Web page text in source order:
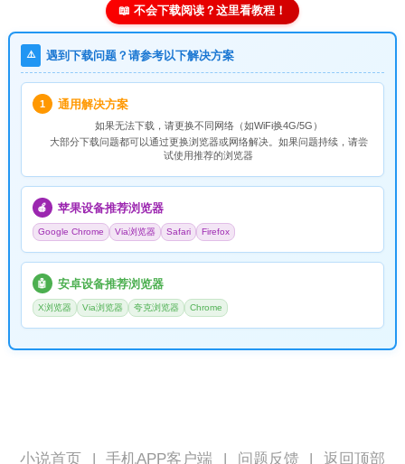
📖 不会下载阅读？这里看教程！
⚠️ 遇到下载问题？请参考以下解决方案
1 通用解决方案
如果无法下载，请更换不同网络（如WiFi换4G/5G）
大部分下载问题都可以通过更换浏览器或网络解决。如果问题持续，请尝
试使用推荐的浏览器
🍎 苹果设备推荐浏览器
Google Chrome Via浏览器 Safari Firefox
🤖 安卓设备推荐浏览器
X浏览器 Via浏览器 夸克浏览器 Chrome
小说首页 手机APP客户端 问题反馈 返回顶部